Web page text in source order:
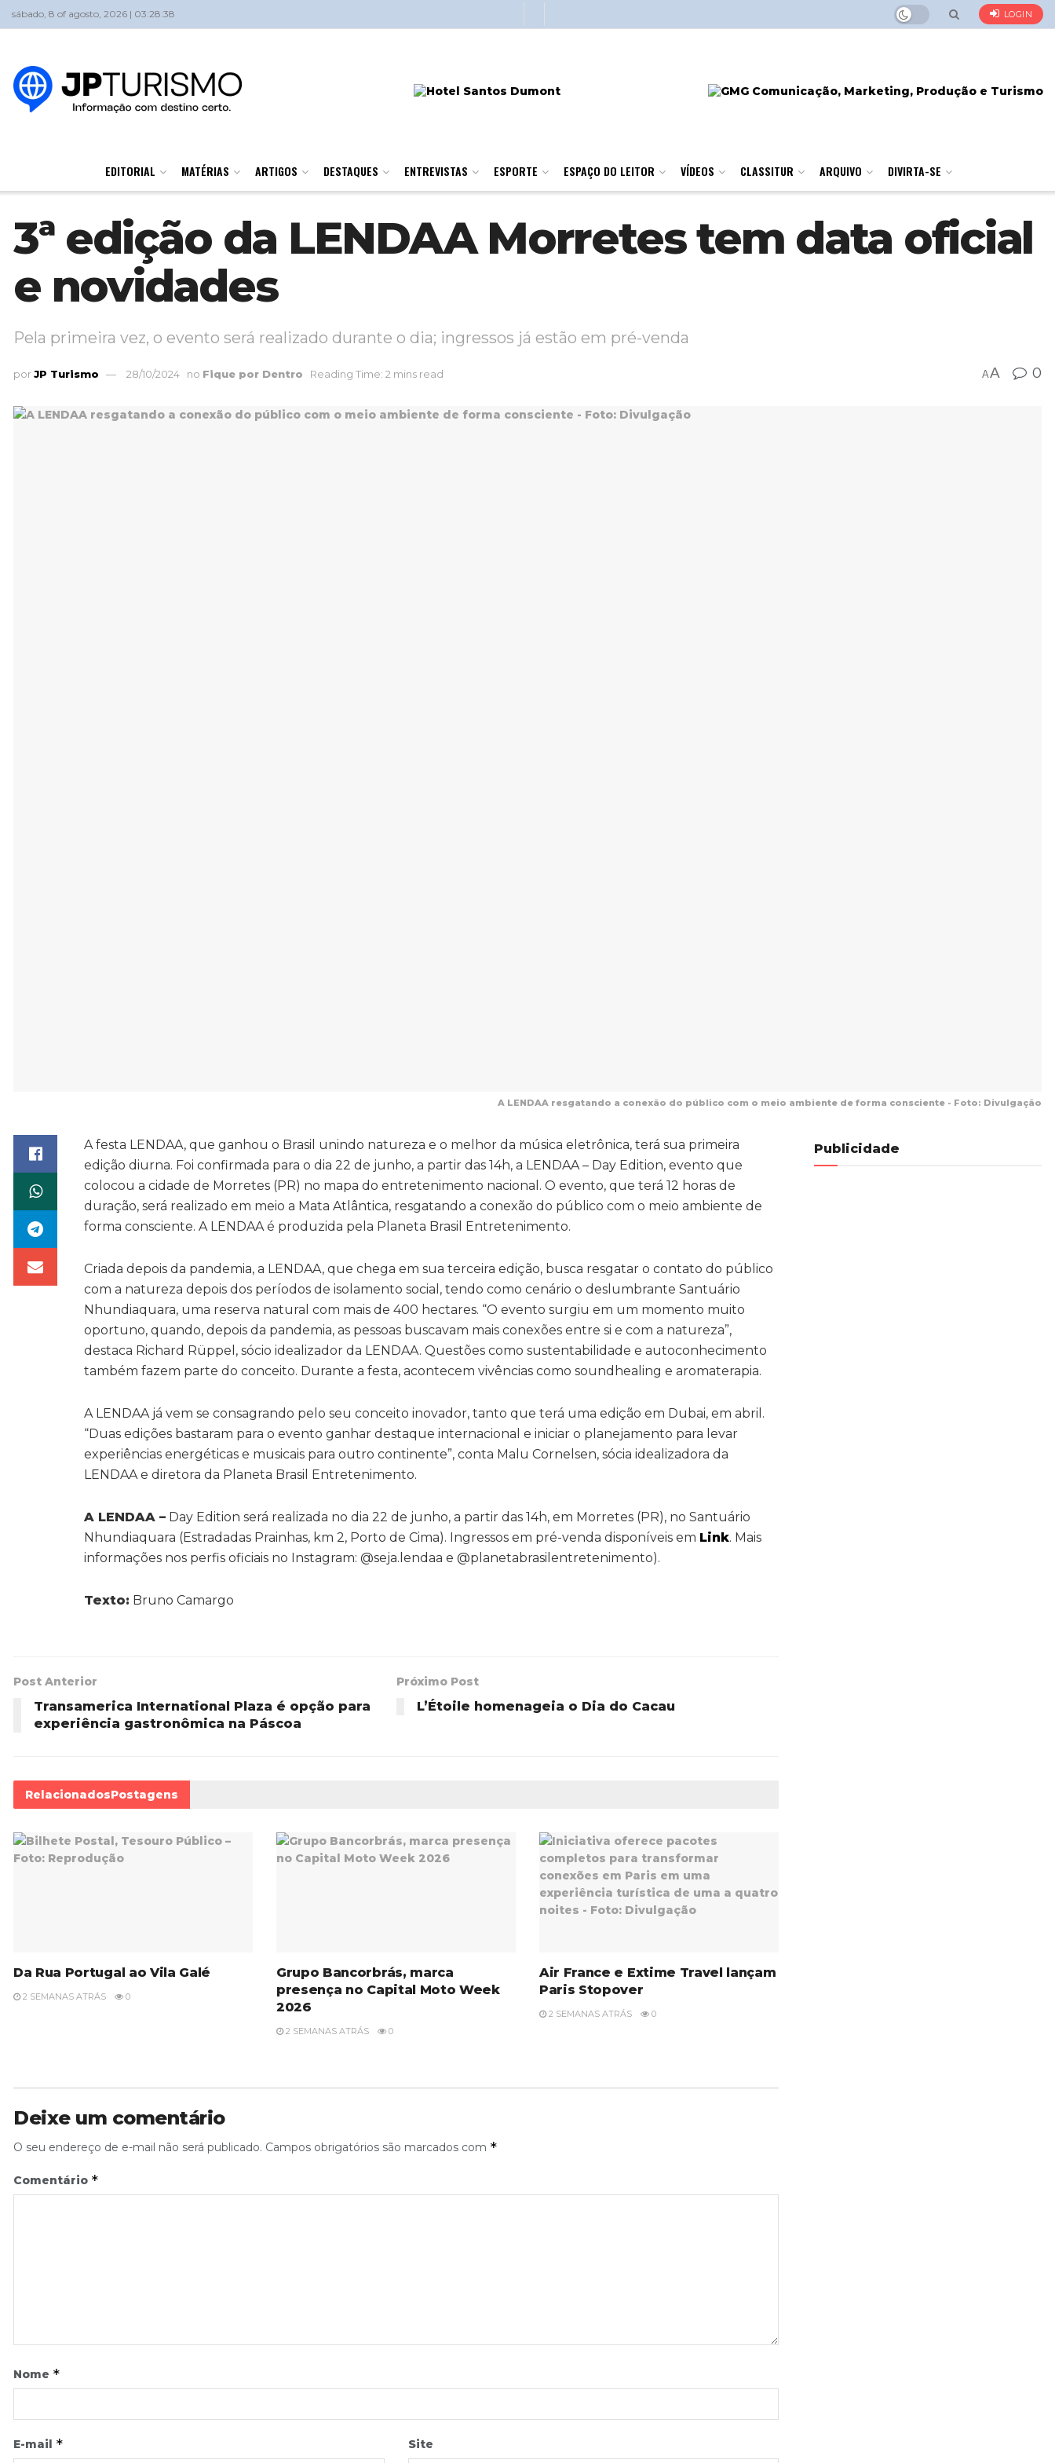
sábado, 8 of agosto, 2026 | 03:28:38 LOGIN
EDITORIAL MATÉRIAS ARTIGOS DESTAQUES ENTREVISTAS ESPORTE ESPAÇO DO LEITOR VÍDEOS CLASSITUR ARQUIVO DIVIRTA-SE
3ª edição da LENDAA Morretes tem data oficial
e novidades
Pela primeira vez, o evento será realizado durante o dia; ingressos já estão em pré-venda
porJP Turismo 28/10/2024 no Fique por Dentro Reading Time: 2 mins read AA 0
A LENDAA resgatando a conexão do público com o meio ambiente de forma consciente - Foto: Divulgação
A festa LENDAA, que ganhou o Brasil unindo natureza e o melhor da música eletrônica, terá sua primeira
edição diurna. Foi confirmada para o dia 22 de junho, a partir das 14h, a LENDAA – Day Edition, evento que
colocou a cidade de Morretes (PR) no mapa do entretenimento nacional. O evento, que terá 12 horas de
duração, será realizado em meio a Mata Atlântica, resgatando a conexão do público com o meio ambiente de
forma consciente. A LENDAA é produzida pela Planeta Brasil Entretenimento.
Criada depois da pandemia, a LENDAA, que chega em sua terceira edição, busca resgatar o contato do público
com a natureza depois dos períodos de isolamento social, tendo como cenário o deslumbrante Santuário
Nhundiaquara, uma reserva natural com mais de 400 hectares. “O evento surgiu em um momento muito
oportuno, quando, depois da pandemia, as pessoas buscavam mais conexões entre si e com a natureza”,
destaca Richard Rüppel, sócio idealizador da LENDAA. Questões como sustentabilidade e autoconhecimento
também fazem parte do conceito. Durante a festa, acontecem vivências como soundhealing e aromaterapia.
A LENDAA já vem se consagrando pelo seu conceito inovador, tanto que terá uma edição em Dubai, em abril.
“Duas edições bastaram para o evento ganhar destaque internacional e iniciar o planejamento para levar
experiências energéticas e musicais para outro continente”, conta Malu Cornelsen, sócia idealizadora da
LENDAA e diretora da Planeta Brasil Entretenimento.
A LENDAA – Day Edition será realizada no dia 22 de junho, a partir das 14h, em Morretes (PR), no Santuário
Nhundiaquara (Estradadas Prainhas, km 2, Porto de Cima). Ingressos em pré-venda disponíveis em Link. Mais
informações nos perfis oficiais no Instagram: @seja.lendaa e @planetabrasilentretenimento).
Texto: Bruno Camargo
Post Anterior
Transamerica International Plaza é opção para
experiência gastronômica na Páscoa
Próximo Post
L’Étoile homenageia o Dia do Cacau
RelacionadosPostagens
Da Rua Portugal ao Vila Galé
2 SEMANAS ATRÁS 0
Grupo Bancorbrás, marca
presença no Capital Moto Week
2026
2 SEMANAS ATRÁS 0
Air France e Extime Travel lançam
Paris Stopover
2 SEMANAS ATRÁS 0
Deixe um comentário
O seu endereço de e-mail não será publicado. Campos obrigatórios são marcados com *
Comentário *
Nome *
E-mail * Site
Publicidade